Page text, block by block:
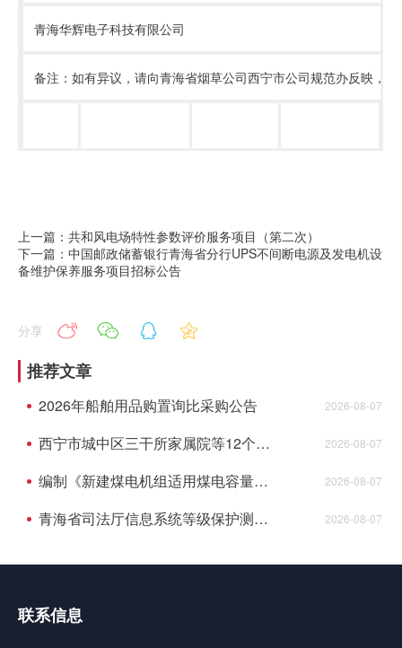
青海华辉电子科技有限公司
备注：如有异议，请向青海省烟草公司西宁市公司规范办反映，
上一篇：共和风电场特性参数评价服务项目（第二次）
下一篇：中国邮政储蓄银行青海省分行UPS不间断电源及发电机设
备维护保养服务项目招标公告
分享
推荐文章
2026年船舶用品购置询比采购公告 2026-08-07
西宁市城中区三干所家属院等12个老旧小 区配套基础设施建设项目监理成交结果公告 2026-08-07
编制《新建煤电机组适用煤电容量电价机制认定及老旧机组关停技术评估》成交结果公告 2026-08-07
青海省司法厅信息系统等级保护测评项目成交结果公告 2026-08-07
联系信息